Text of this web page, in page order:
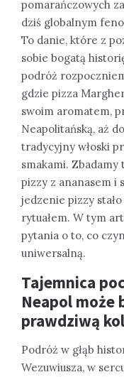
pomarańczowych
dziś globalnym
To danie, które z
sobie bogatą
podróż
gdzie pizza
swoim aromatem,
Neapolitańską, aż
tradycyjny włoski
smakami.
pizzy z ananasem i
jedzenie pizzy
rytuałem. W tym
pytania o to, co
uniwersalną.
Tajemnica
Neapol może
prawdziwą
Podróż w głąb
Wezuwiusza, w